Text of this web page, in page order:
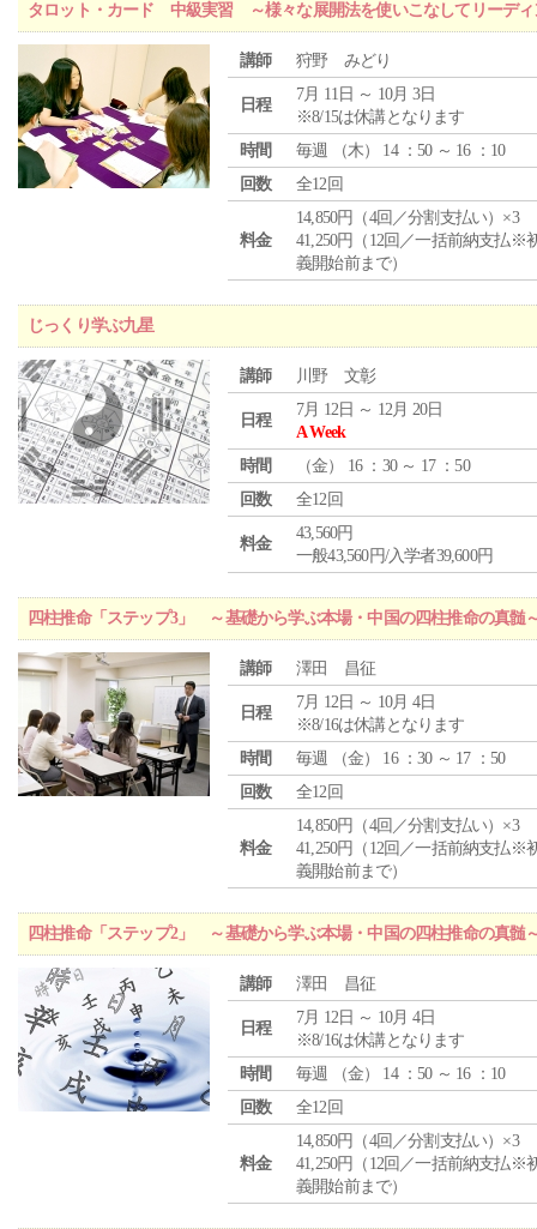
タロット・カード 中級実習 ～様々な展開法を使いこなしてリーディ
講師 狩野 みどり
日程
7月 11日 ～ 10月 3日
※8/15は休講となります
時間
毎週 （木） 14 ：50 ～ 16 ：10
回数
全12回
料金
14,850円（4回／分割支払い）×3
41,250円（12回／一括前納支払※
義開始前まで）
じっくり学ぶ九星
講師 川野 文彰
日程
7月 12日 ～ 12月 20日
A Week
時間
（金） 16 ：30 ～ 17 ：50
回数
全12回
料金
43,560円
一般43,560円/入学者39,600円
四柱推命「ステップ3」 ～基礎から学ぶ本場・中国の四柱推命の真髄
講師 澤田 昌征
日程
7月 12日 ～ 10月 4日
※8/16は休講となります
時間
毎週 （金） 16 ：30 ～ 17 ：50
回数
全12回
料金
14,850円（4回／分割支払い）×3
41,250円（12回／一括前納支払※
義開始前まで）
四柱推命「ステップ2」 ～基礎から学ぶ本場・中国の四柱推命の真髄
講師 澤田 昌征
日程
7月 12日 ～ 10月 4日
※8/16は休講となります
時間
毎週 （金） 14 ：50 ～ 16 ：10
回数
全12回
料金
14,850円（4回／分割支払い）×3
41,250円（12回／一括前納支払※
義開始前まで）